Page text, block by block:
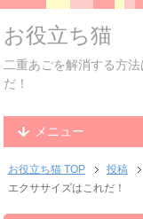
お役立ち猫
二重あごを解消する方
だ！
メニュー
お役立ち猫 TOP 投稿
エクササイズはこれだ！